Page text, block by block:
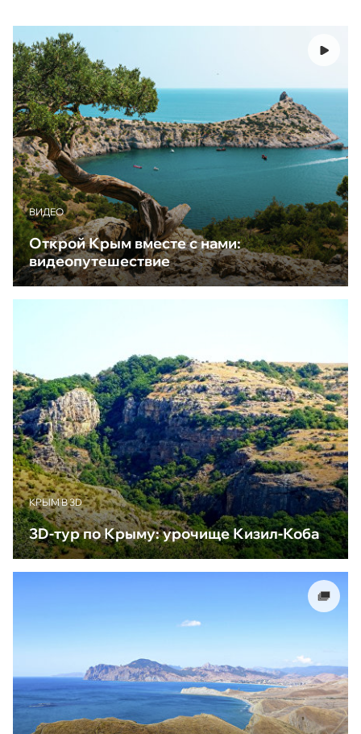
ВИДЕО
Открой Крым вместе с нами:
видеопутешествие
КРЫМ В 3D
3D-тур по Крыму: урочище Кизил-Коба